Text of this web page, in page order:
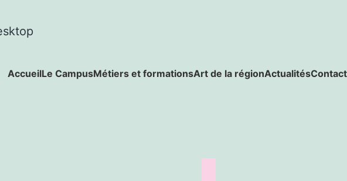
AccueilLe CampusMétiers et formationsArt de la régionActualitésContact